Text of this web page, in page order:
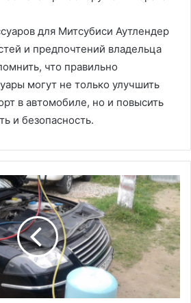
для Митсубиси Аутлендер
и предпочтений владельца
что правильно
могут не только улучшить
в автомобиле, но и повысить
и безопасность.